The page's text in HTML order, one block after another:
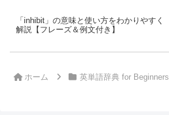
「inhibit」の意味と使い方をわかりやすく
解説【フレーズ＆例文付き】
ホーム 英単語辞典 for Beginners